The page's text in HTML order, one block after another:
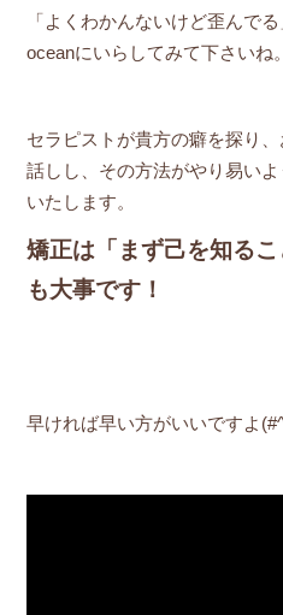
「よくわかんないけど歪んで
oceanにいらしてみて下さいね。
セラピストが貴方の癖を探り
話しし、その方法がやり易い
いたします。
矯正は「まず己を知る
も大事です！
早ければ早い方がいいですよ